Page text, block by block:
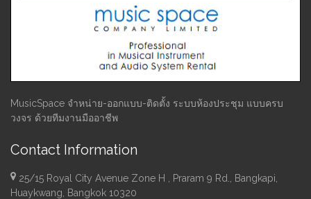
MusicSpace จำหน่าย-ออกแบบ-ติดตั้ง ระบบห้องประชุม แบบครบ
วงจร ด้วยทีมงานมืออาชีพ
Contact Information
25/15 Royal City Avenue Zone H , Praram 9 Rd., Bangkapi,
Huaykwang, Bangkok 10320